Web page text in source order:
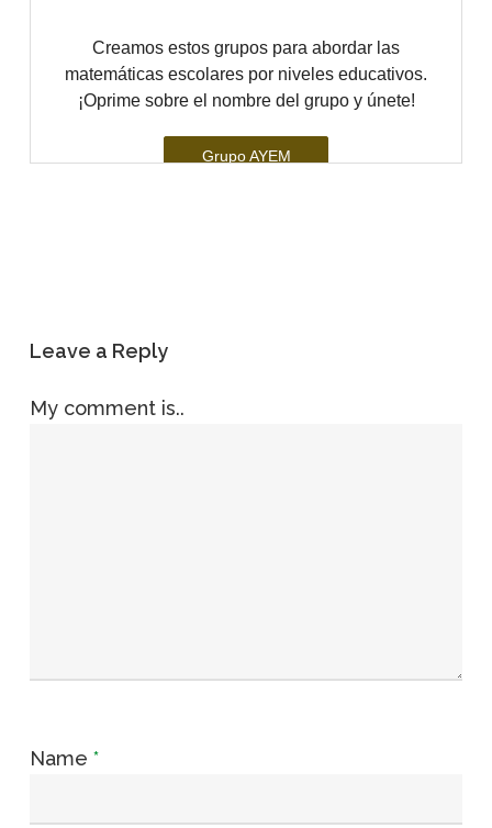
Leave a Reply
My comment is..
Name *